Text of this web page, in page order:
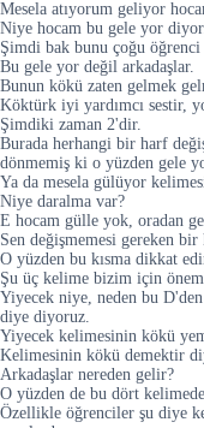
Mesela atıyorum geliyor
Niye hocam bu gele yor
Şimdi bak bunu çoğu öğrenci
Bu gele yor değil arkadaşlar.
Bunun kökü zaten gelmek
Köktürk iyi yardımcı sestir,
Şimdiki zaman 2'dir.
Burada herhangi bir harf
dönmemiş ki o yüzden gele
Ya da mesela gülüyor
Niye daralma var?
E hocam gülle yok, oradan
Sen değişmemesi gereken
O yüzden bu kısma dikkat
Şu üç kelime bizim için
Yiyecek niye, neden bu
diye diyoruz.
Yiyecek kelimesinin kökü
Kelimesinin kökü demektir
Arkadaşlar nereden gelir?
O yüzden de bu dört
Özellikle öğrenciler şu diye